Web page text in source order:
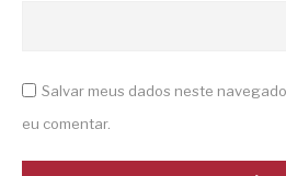
Salvar meus dados neste
eu comentar.